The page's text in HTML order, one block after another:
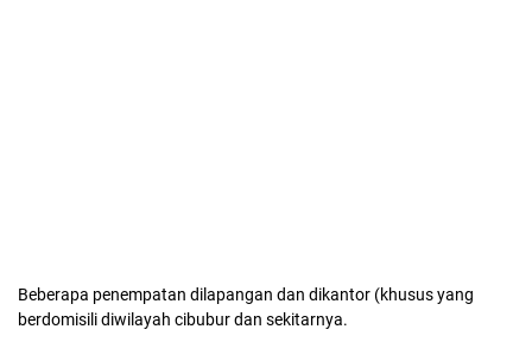
Beberapa penempatan dilapangan dan dikantor (khusus yang
berdomisili diwilayah cibubur dan sekitarnya.